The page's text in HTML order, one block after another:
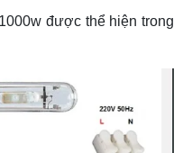
được thể hiện trong